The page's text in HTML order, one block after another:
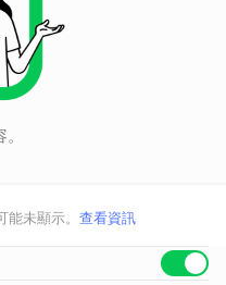
未顯示。 查看資訊